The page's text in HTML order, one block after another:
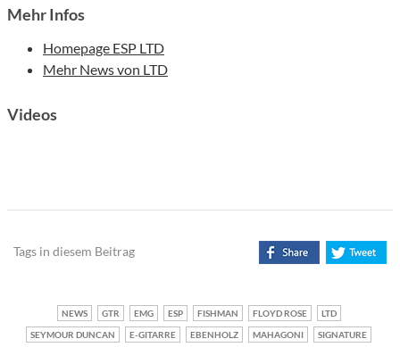
Mehr Infos
Homepage ESP LTD
Mehr News von LTD
Videos
Tags in diesem Beitrag
NEWS GTR EMG ESP FISHMAN FLOYD ROSE
LTD
SEYMOUR DUNCAN
E-GITARRE EBENHOLZ MAHAGONI
SIGNATURE